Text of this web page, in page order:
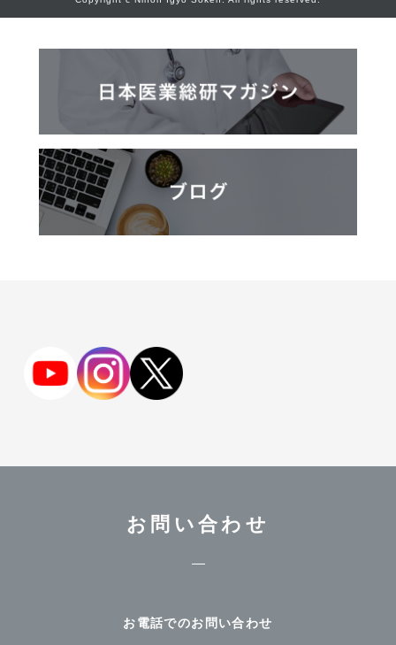
お問い合わせ
お電話でのお問い合わせ